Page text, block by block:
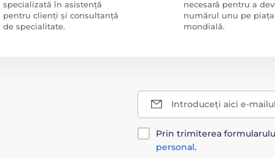
specializată în asistență
pentru clienți și consultanță
de specialitate.
necesară pentru a
numărul unu pe piața
mondială.
Introduceți aici e-
Prin trimiterea
personal.